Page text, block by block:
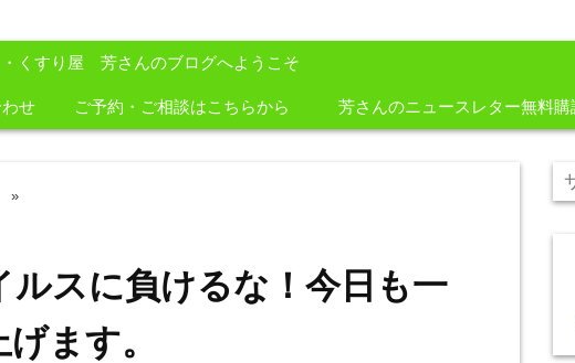
くすり屋 芳さんのブログへようこそ
せ ご予約・ご相談はこちらから 芳さんのニュースレター無料
»
ルスに負けるな！今日も一
ます。